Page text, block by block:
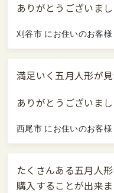
ありがとうございまし
刈谷市 にお住いのお客
満足いく五月人形が見
ありがとうございまし
西尾市 にお住いのお客
たくさんある五月人
購入することが出来ま